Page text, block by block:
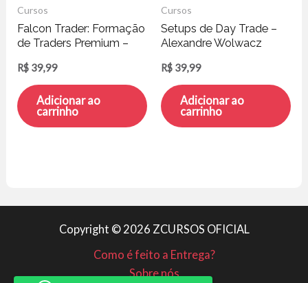
Cursos
Falcon Trader: Formação
de Traders Premium –
R$ 39,99
Adicionar ao
carrinho
Cursos
Setups de Day Trade –
Alexandre Wolwacz
R$ 39,99
Adicionar ao
carrinho
Copyright © 2026 ZCURSOS OFICIAL
Como é feito a Entrega?
Sobre nós